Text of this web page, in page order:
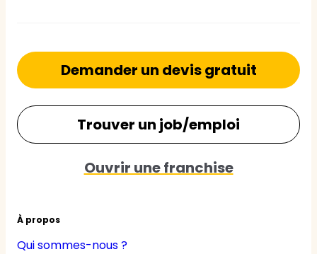
À propos
Qui sommes-nous ?
Demander un devis gratuit
Trouver un job/emploi
Ouvrir une franchise